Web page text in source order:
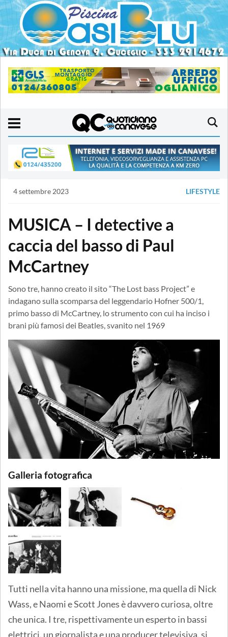
4 settembre 2023 LIFESTYLE
MUSICA – I detective a
caccia del basso di Paul
McCartney
Sono tre, hanno creato il sito “The Lost bass Project” e
indagano sulla scomparsa del leggendario Hofner 500/1,
primo basso di McCartney, lo strumento con cui ha inciso i
brani più famosi dei Beatles, svanito nel 1969
Galleria fotografica
Tutti nella vita hanno una missione, ma quella di Nick
Wass, e Naomi e Scott Jones è davvero curiosa, oltre
che unica. I tre, rispettivamente un esperto in bassi
elettrici, un giornalista e una producer televisiva, si